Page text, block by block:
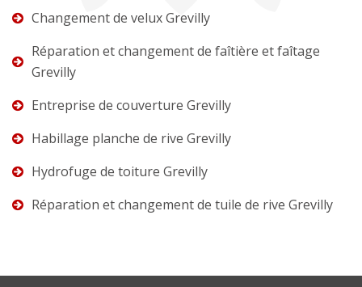
Changement de velux Grevilly
Réparation et changement de faîtière et faîtage
Grevilly
Entreprise de couverture Grevilly
Habillage planche de rive Grevilly
Hydrofuge de toiture Grevilly
Réparation et changement de tuile de rive Grevilly